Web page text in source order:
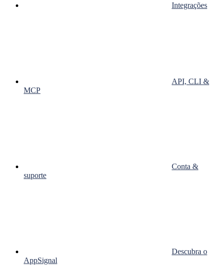
Integrações
API, CLI &
MCP
Conta &
suporte
Descubra o
AppSignal